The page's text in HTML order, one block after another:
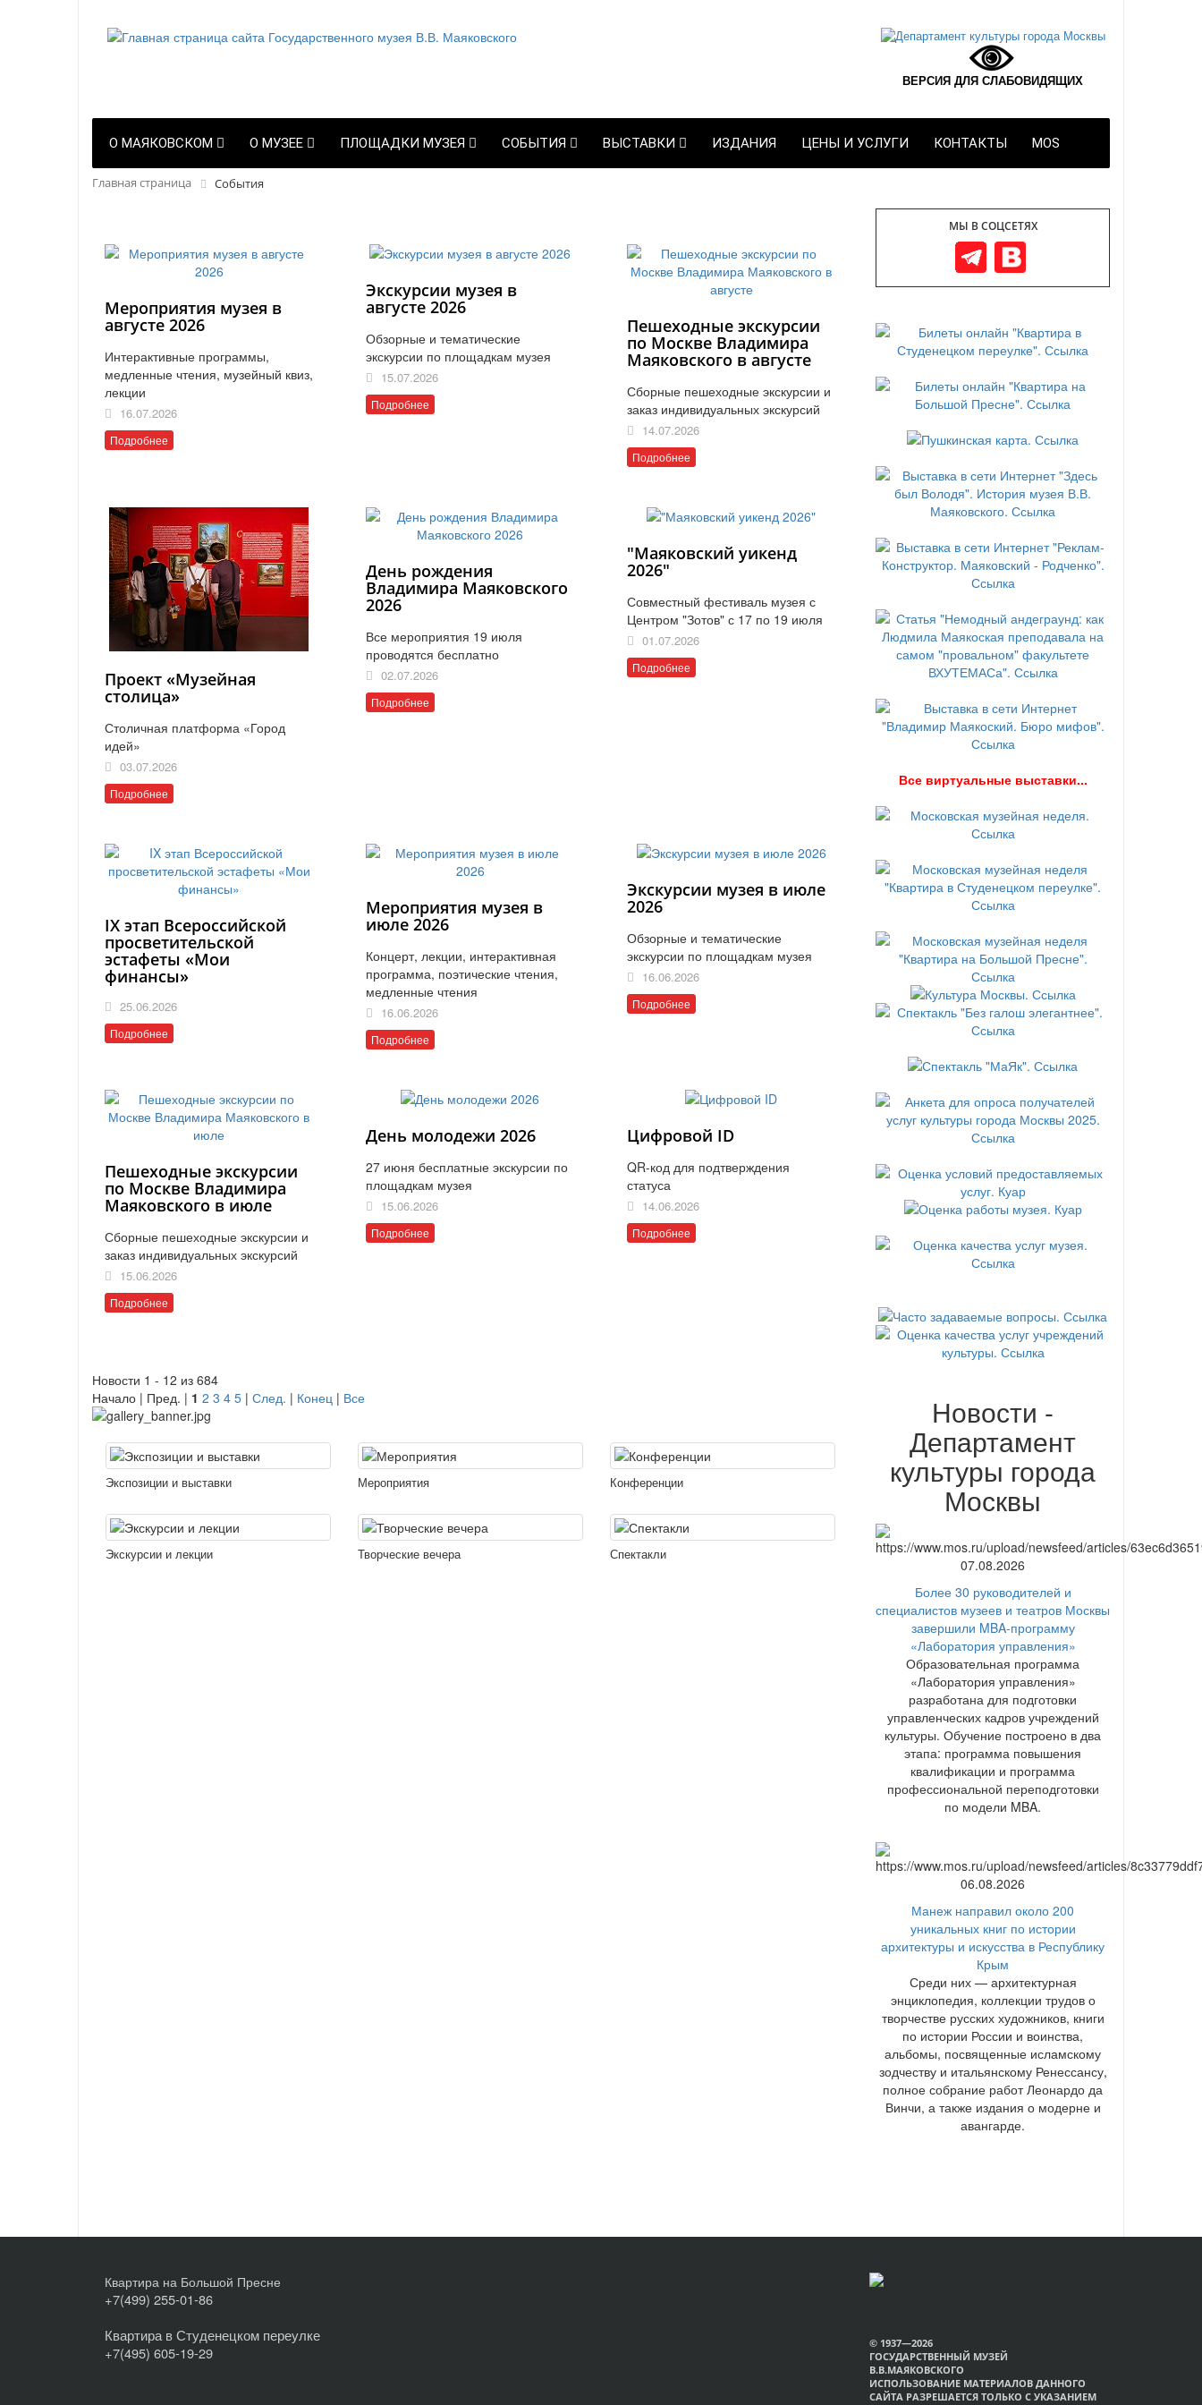
ВЕРСИЯ ДЛЯ СЛАБОВИДЯЩИХ
О МАЯКОВСКОМ О МУЗЕЕ ПЛОЩАДКИ МУЗЕЯ СОБЫТИЯ ВЫСТАВКИ ИЗДАНИЯ ЦЕНЫ И УСЛУГИ КОНТАКТЫ MOS
Главная страница События
Мероприятия музея в
августе 2026
Интерактивные программы,
медленные чтения, музейный квиз,
лекции
16.07.2026
Подробнее
Экскурсии музея в
августе 2026
Обзорные и тематические
экскурсии по площадкам музея
15.07.2026
Подробнее
Пешеходные экскурсии
по Москве Владимира
Маяковского в августе
Сборные пешеходные экскурсии и
заказ индивидуальных экскурсий
14.07.2026
Подробнее
Проект «Музейная
столица»
Столичная платформа «Город
идей»
03.07.2026
Подробнее
День рождения
Владимира Маяковского
2026
Все мероприятия 19 июля
проводятся бесплатно
02.07.2026
Подробнее
"Маяковский уикенд
2026"
Совместный фестиваль музея с
Центром "Зотов" с 17 по 19 июля
01.07.2026
Подробнее
IX этап Всероссийской
просветительской
эстафеты «Мои
финансы»
25.06.2026
Подробнее
Мероприятия музея в
июле 2026
Концерт, лекции, интерактивная
программа, поэтические чтения,
медленные чтения
16.06.2026
Подробнее
Экскурсии музея в июле
2026
Обзорные и тематические
экскурсии по площадкам музея
16.06.2026
Подробнее
Пешеходные экскурсии
по Москве Владимира
Маяковского в июле
Сборные пешеходные экскурсии и
заказ индивидуальных экскурсий
15.06.2026
Подробнее
День молодежи 2026
27 июня бесплатные экскурсии по
площадкам музея
15.06.2026
Подробнее
Цифровой ID
QR-код для подтверждения
статуса
14.06.2026
Подробнее
Новости 1 - 12 из 684
Начало | Пред. | 1 2 3 4 5 | След. | Конец | Все
Экспозиции и выставки Мероприятия Конференции
Экскурсии и лекции Творческие вечера Спектакли
МЫ В СОЦСЕТЯХ
Все виртуальные выставки...
Новости -
Департамент
культуры города
Москвы
07.08.2026
Более 30 руководителей и
специалистов музеев и театров Москвы
завершили MBA-программу
«Лаборатория управления»
Образовательная программа
«Лаборатория управления»
разработана для подготовки
управленческих кадров учреждений
культуры. Обучение построено в два
этапа: программа повышения
квалификации и программа
профессиональной переподготовки
по модели MBA.
06.08.2026
Манеж направил около 200
уникальных книг по истории
архитектуры и искусства в Республику
Крым
Среди них — архитектурная
энциклопедия, коллекции трудов о
творчестве русских художников, книги
по истории России и воинства,
альбомы, посвященные исламскому
зодчеству и итальянскому Ренессансу,
полное собрание работ Леонардо да
Винчи, а также издания о модерне и
авангарде.
© 1937—2026
ГОСУДАРСТВЕННЫЙ МУЗЕЙ
В.В.МАЯКОВСКОГО
ИСПОЛЬЗОВАНИЕ МАТЕРИАЛОВ ДАННОГО
САЙТА РАЗРЕШАЕТСЯ ТОЛЬКО С УКАЗАНИЕМ
Квартира на Большой Пресне
+7(499) 255-01-86
Квартира в Студенецком переулке
+7(495) 605-19-29